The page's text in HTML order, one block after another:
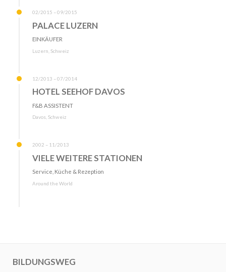
02/2015 – 09/2015
PALACE LUZERN
EINKÄUFER
Luzern, Schweiz
12/2013 – 07/2014
HOTEL SEEHOF DAVOS
F&B ASSISTENT
Davos, Schweiz
2002 – 11/2013
VIELE WEITERE STATIONEN
Service, Küche & Rezeption
Around the World
BILDUNGSWEG